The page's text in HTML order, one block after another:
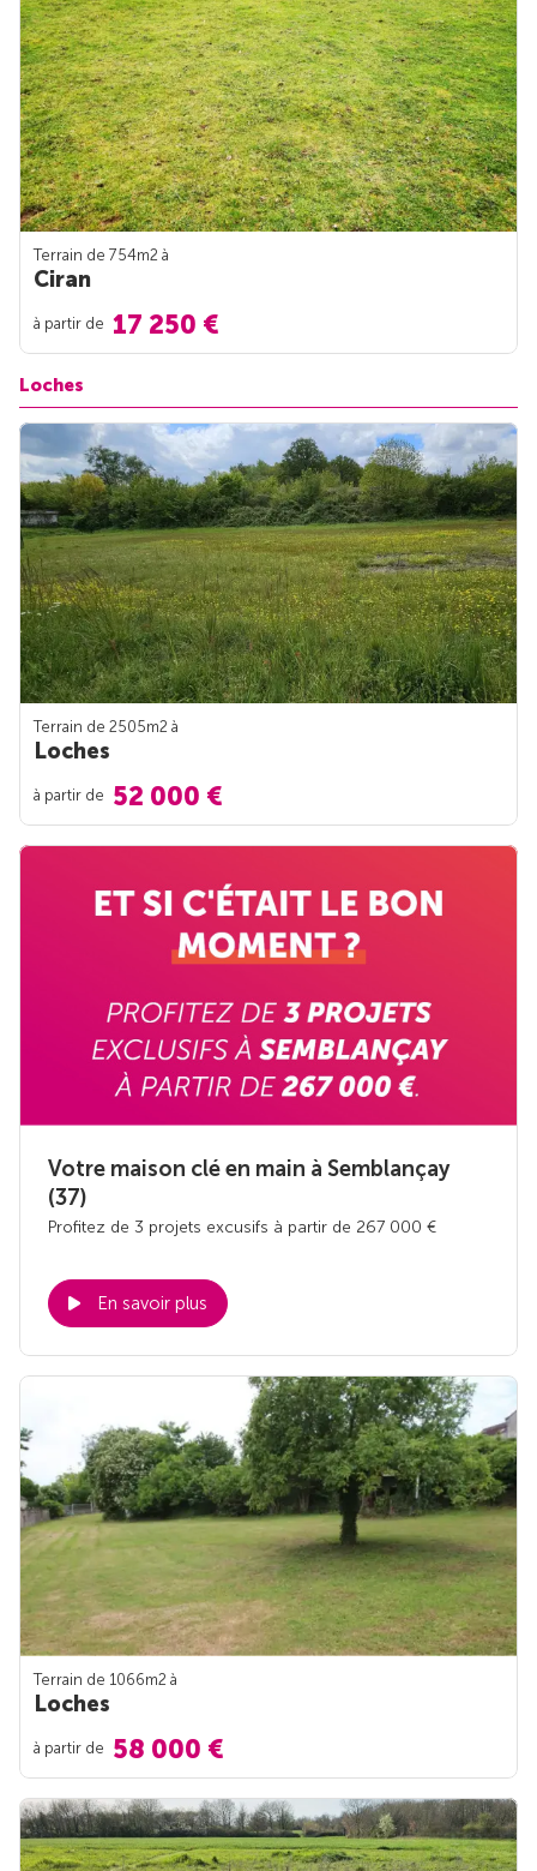
Terrain de 754m2 à
Ciran
à partir de 17 250 €
Loches
Terrain de 2505m2 à
Loches
à partir de 52 000 €
Votre maison clé en main à Semblançay
(37)
Profitez de 3 projets excusifs à partir de 267 000 €
En savoir plus
Terrain de 1066m2 à
Loches
à partir de 58 000 €